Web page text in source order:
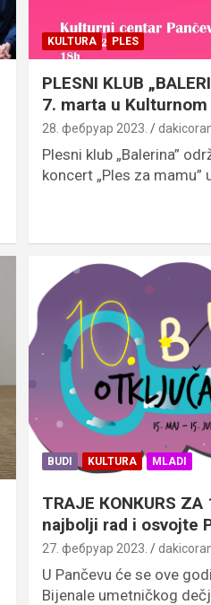
KULTURA PLES
PLESNI KLUB
7. marta u
28. фебруар 2023.
Plesni klub „Balerina”
koncert „Ples za mamu”
BUDI KULTURA MLADI
TRAJE КONКURS
najbolji rad i osvojte
27. фебруар 2023.
U Pančevu će se ove
Bijenale umetničkog